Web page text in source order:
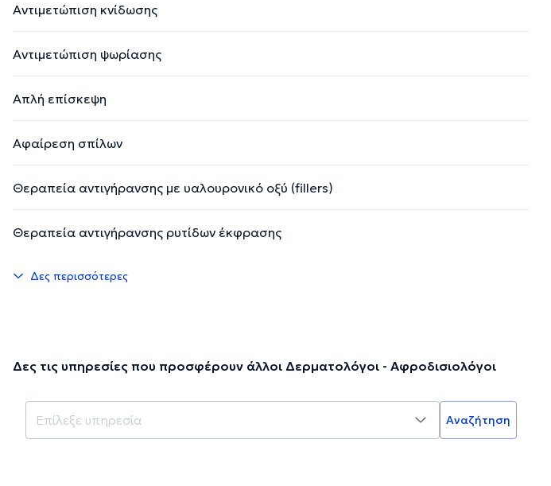
Αντιμετώπιση κνίδωσης
Αντιμετώπιση ψωρίασης
Απλή επίσκεψη
Αφαίρεση σπίλων
Θεραπεία αντιγήρανσης με υαλουρονικό οξύ (fillers)
Θεραπεία αντιγήρανσης ρυτίδων έκφρασης
Δες περισσότερες
Δες τις υπηρεσίες που προσφέρουν άλλοι Δερματολόγοι - Αφροδισιολόγοι
Αναζήτηση